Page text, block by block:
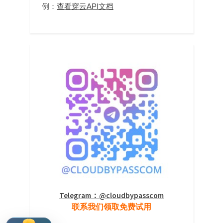
容
易
例： 查看穿云API文档
Telegram：@cloudbypasscom
联系我们领取免费试用